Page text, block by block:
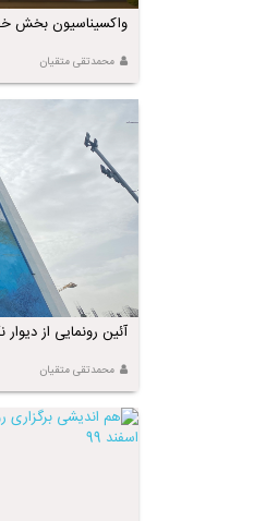
واکسیناسیون بخش
محمدتقی متقیان
آئین رونمایی از
محمدتقی متقیان